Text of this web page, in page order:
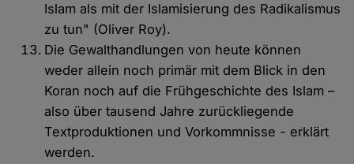
Islam als mit der Islamisierung des Radikalismus
zu tun" (Oliver Roy).
Die Gewalthandlungen von heute können
weder allein noch primär mit dem Blick in den
Koran noch auf die Frühgeschichte des Islam –
also über tausend Jahre zurückliegende
Textproduktionen und Vorkommnisse - erklärt
werden.